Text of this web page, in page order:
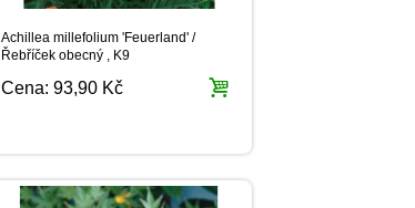
Achillea millefolium 'Feuerland' /
Řebříček obecný , K9
Cena: 93,90 Kč